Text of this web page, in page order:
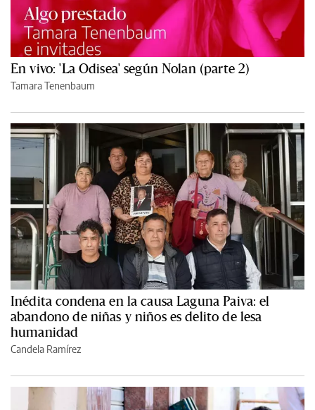
En vivo: 'La Odisea' según Nolan (parte 2)
Tamara Tenenbaum
Inédita condena en la causa Laguna Paiva: el
abandono de niñas y niños es delito de lesa
humanidad
Candela Ramírez